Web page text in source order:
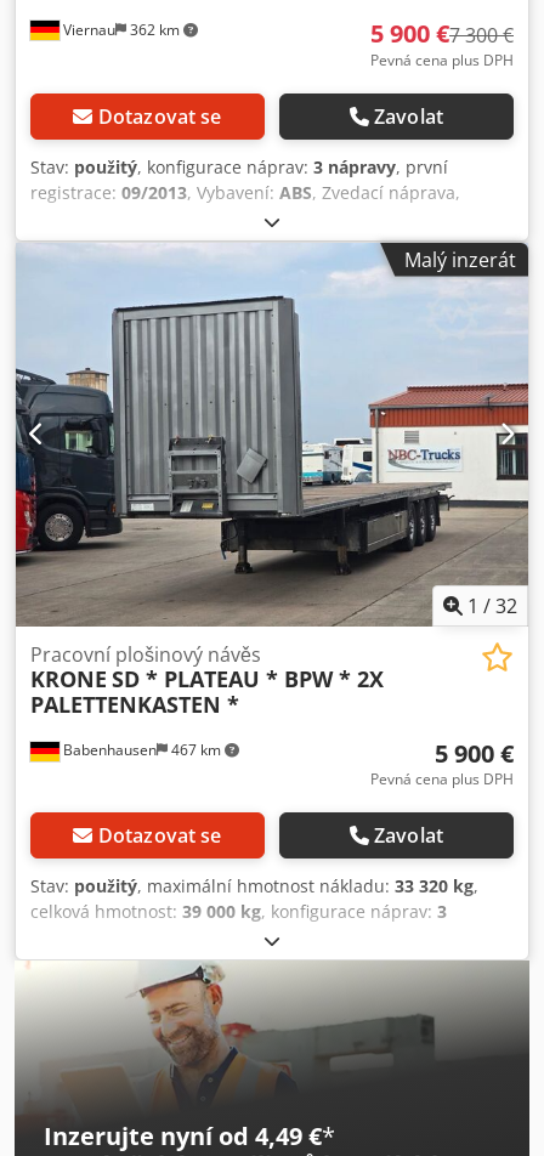
Viernau 362 km 5 900 €7 300 €
Pevná cena plus DPH
Dotazovat se Zavolat
Stav: použitý, konfigurace náprav: 3 nápravy, první
registrace: 09/2013, Vybavení: ABS, Zvedací náprava,
střecha EDSCHA je poškozena! Crjdpfxogqnczo Apisf
Malý inzerát
1 /32
Babenhausen 467 km
Pracovní plošinový návěs
KRONE SD * PLATEAU * BPW * 2X
PALETTENKASTEN *
5 900 €
Pevná cena plus DPH
Dotazovat se Zavolat
Stav: použitý, maximální hmotnost nákladu: 33 320 kg,
celková hmotnost: 39 000 kg, konfigurace náprav: 3
09/2018
13 640 mm, šířka ložného prostoru:2 470 mm, celková
13 860 mm, celková šířka:
, Vybavení:ABS
, KRONE SD – PLATO – BPW – 2
PALETOVÉ BOXKY – ----HISTORIE VOZIDLA * Německé
vozidlo * Na vyžádání je k dispozici video vozidla (interiér a
exteriér) ----Výrobce Krone Model / Typ SD * Platforma
SANH Varianta / Verze Varianta: DA06CLNF * Verze:
1227XBF1 Typ vozidla – Náklaďák s plošinovou nástavbou *
Inzerujte nyní od 4,49 €*